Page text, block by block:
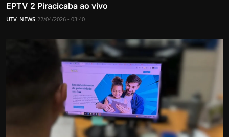
EPTV 2 Piracicaba ao vivo
UTV_NEWS 22/04/2026 - 03:40